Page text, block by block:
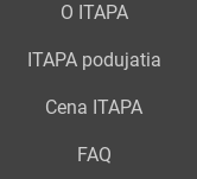
O ITAPA
ITAPA podujatia
Cena ITAPA
FAQ